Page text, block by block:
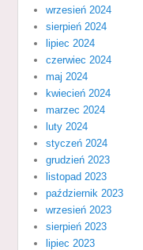
wrzesień 2024
sierpień 2024
lipiec 2024
czerwiec 2024
maj 2024
kwiecień 2024
marzec 2024
luty 2024
styczeń 2024
grudzień 2023
listopad 2023
październik 2023
wrzesień 2023
sierpień 2023
lipiec 2023